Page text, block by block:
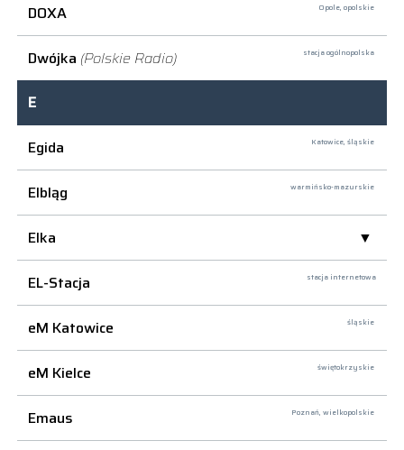
DOXA Opole, opolskie
Dwójka (Polskie Radio) stacja ogólnopolska
E
Egida
Katowice, śląskie
Elbląg warmińsko-mazurskie
Elka
EL-Stacja
stacja internetowa
eM Katowice śląskie
eM Kielce świętokrzyskie
Emaus Poznań, wielkopolskie